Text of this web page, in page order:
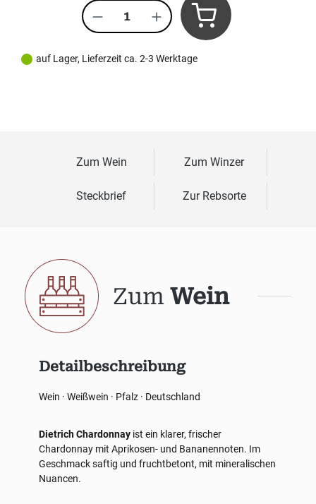
Produkt Anzahl: Gib den
auf Lager, Lieferzeit ca. 2-3 Werktage
Zum Wein Zum Winzer
Steckbrief Zur Rebsorte
Zum Wein
Detailbeschreibung
Wein · Weißwein · Pfalz · Deutschland
Dietrich Chardonnay ist ein klarer, frischer
Chardonnay mit Aprikosen- und Bananennoten. Im
Geschmack saftig und fruchtbetont, mit mineralischen
Nuancen.